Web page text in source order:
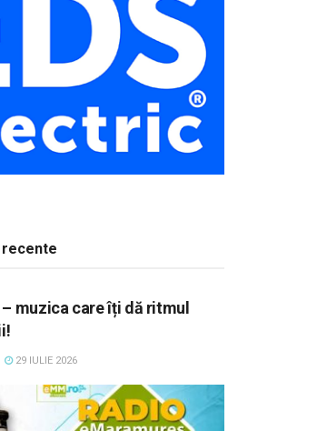
recente
– muzica care îți dă ritmul
29 IULIE 2026